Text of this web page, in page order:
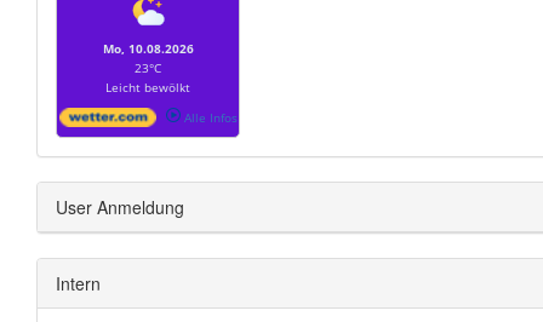
Mo, 10.08.2026
23°C
Leicht bewölkt
Alle Infos
User Anmeldung
Intern